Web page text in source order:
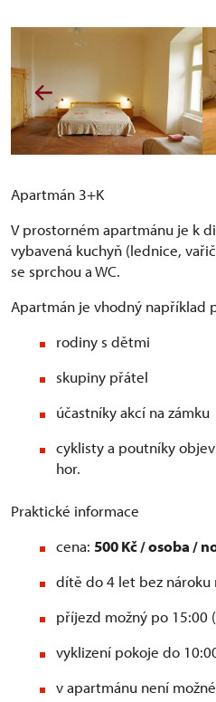
Apartmán 3+K
V prostorném apartmánu je k
vybavená kuchyň (lednice,
se sprchou a WC.
Apartmán je vhodný například
rodiny s dětmi
skupiny přátel
účastníky akcí na zámku
cyklisty a poutníky
hor.
Praktické informace
cena: 500 Kč / osoba /
dítě do 4 let bez nároku
příjezd možný po 15:00
vyklizení pokoje do
v apartmánu není